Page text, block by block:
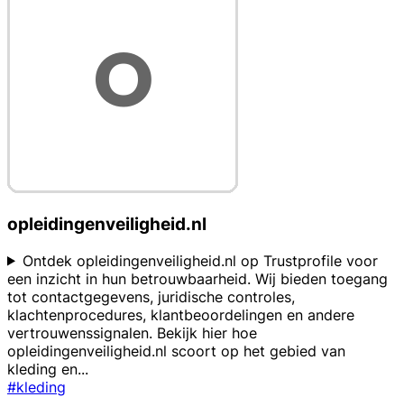
opleidingenveiligheid.nl
Ontdek opleidingenveiligheid.nl op Trustprofile voor
een inzicht in hun betrouwbaarheid. Wij bieden toegang
tot contactgegevens, juridische controles,
klachtenprocedures, klantbeoordelingen en andere
vertrouwenssignalen. Bekijk hier hoe
opleidingenveiligheid.nl scoort op het gebied van
kleding en...
#kleding